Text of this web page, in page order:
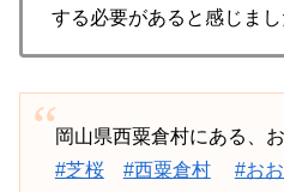
する必要があると感じまし
岡山県西粟倉村にある、
#芝桜
#西粟倉村
#お